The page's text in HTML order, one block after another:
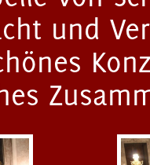
und